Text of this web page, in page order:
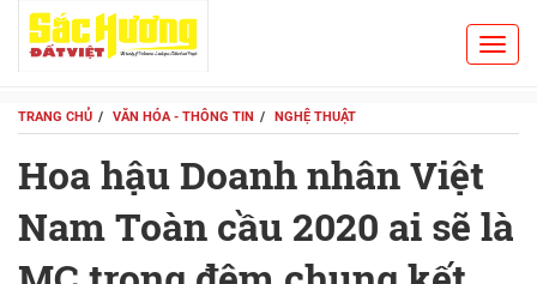
TRANG CHỦ VĂN HÓA - THÔNG TIN NGHỆ THUẬT
Hoa hậu Doanh nhân Việt
Nam Toàn cầu 2020 ai sẽ là